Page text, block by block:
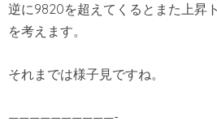
逆に9820を超えてくるとまた上昇
を考えます。
それまでは様子見ですね。
——————————-